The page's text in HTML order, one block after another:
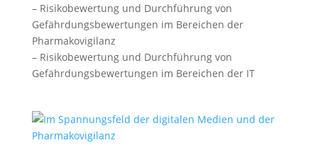
– Risikobewertung und Durchführung von
Gefährdungsbewertungen im Bereichen der
Pharmakovigilanz
– Risikobewertung und Durchführung von
Gefährdungsbewertungen im Bereichen der IT